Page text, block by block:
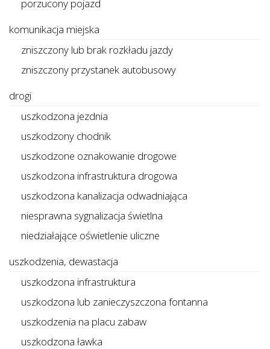
porzucony pojazd
komunikacja miejska
zniszczony lub brak rozkładu jazdy
zniszczony przystanek autobusowy
drogi
uszkodzona jezdnia
uszkodzony chodnik
uszkodzone oznakowanie drogowe
uszkodzona infrastruktura drogowa
uszkodzona kanalizacja odwadniająca
niesprawna sygnalizacja świetlna
niedziałające oświetlenie uliczne
uszkodzenia, dewastacja
uszkodzona infrastruktura
uszkodzona lub zanieczyszczona fontanna
uszkodzenia na placu zabaw
uszkodzona ławka